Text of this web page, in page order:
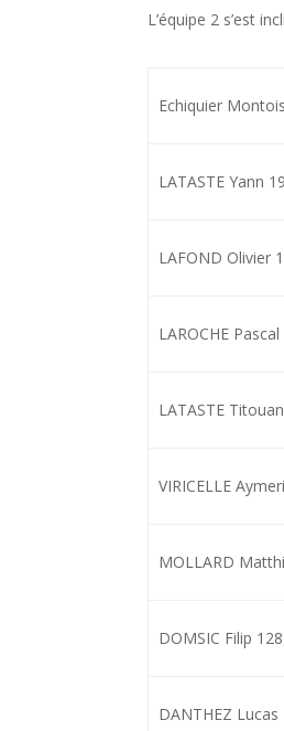
L’équipe 2 s’est
Echiquier Montois
LATASTE Yann
LAFOND Olivier
LAROCHE
LATASTE
VIRICELLE
MOLLARD
DOMSIC Filip
DANTHEZ Lucas